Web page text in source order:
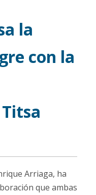
la
con la
Arriaga, ha
que ambas